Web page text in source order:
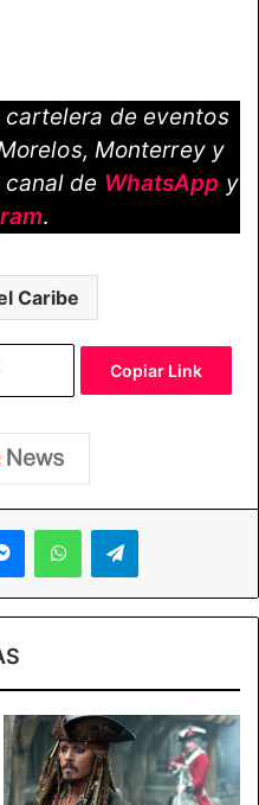
de eventos
Monterrey y
canal de WhatsApp y
.
Caribe
Copiar Link